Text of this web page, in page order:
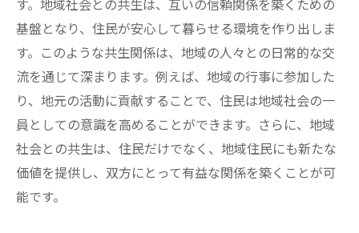
す。地域社会との共生は、互いの信頼関係を築くための
基盤となり、住民が安心して暮らせる環境を作り出しま
す。このような共生関係は、地域の人々との日常的な交
流を通じて深まります。例えば、地域の行事に参加した
り、地元の活動に貢献することで、住民は地域社会の一
員としての意識を高めることができます。さらに、地域
社会との共生は、住民だけでなく、地域住民にも新たな
価値を提供し、双方にとって有益な関係を築くことが可
能です。